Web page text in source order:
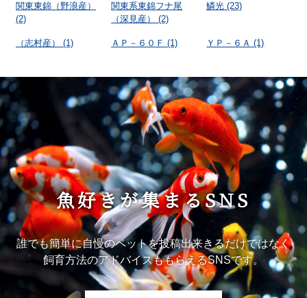
関東東錦（野浪産）
(2)
関東系東錦フナ尾
（深見産）
(2)
鱗光 (23)
（志村産） (1) ＡＰ－６０Ｆ (1) ＹＰ－６Ａ (1)
魚好きが集まるSNS
誰でも簡単に自慢のペットを投稿出来きるだけではなく
飼育方法のアドバイスももらえるSNSです。